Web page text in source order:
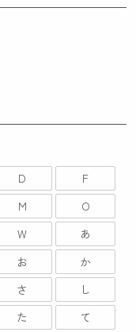
D
F
M
O
W
あ
お
か
さ
し
た
て